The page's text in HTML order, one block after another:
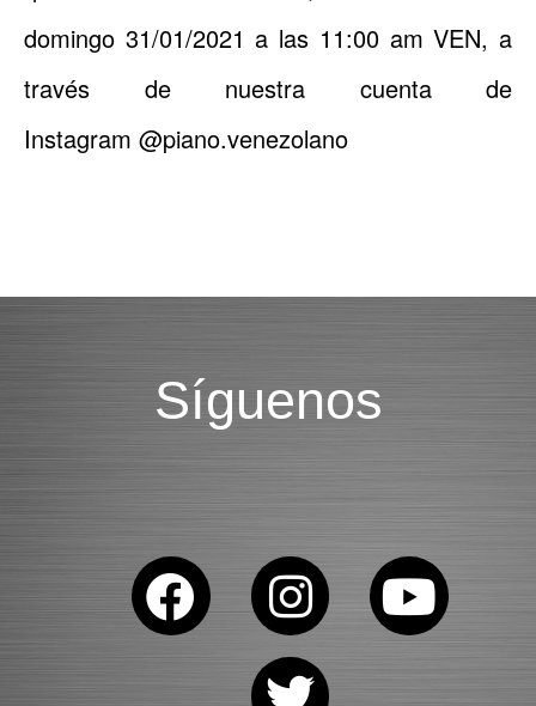
domingo 31/01/2021 a las 11:00 am VEN, a
través de nuestra cuenta de
Instagram @piano.venezolano
Síguenos